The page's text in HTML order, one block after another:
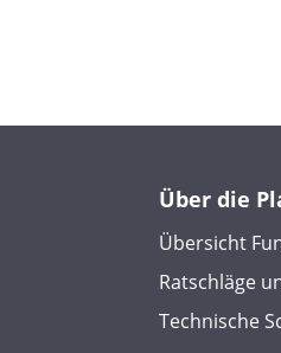
Über die
Übersicht
Ratschläge
Technische